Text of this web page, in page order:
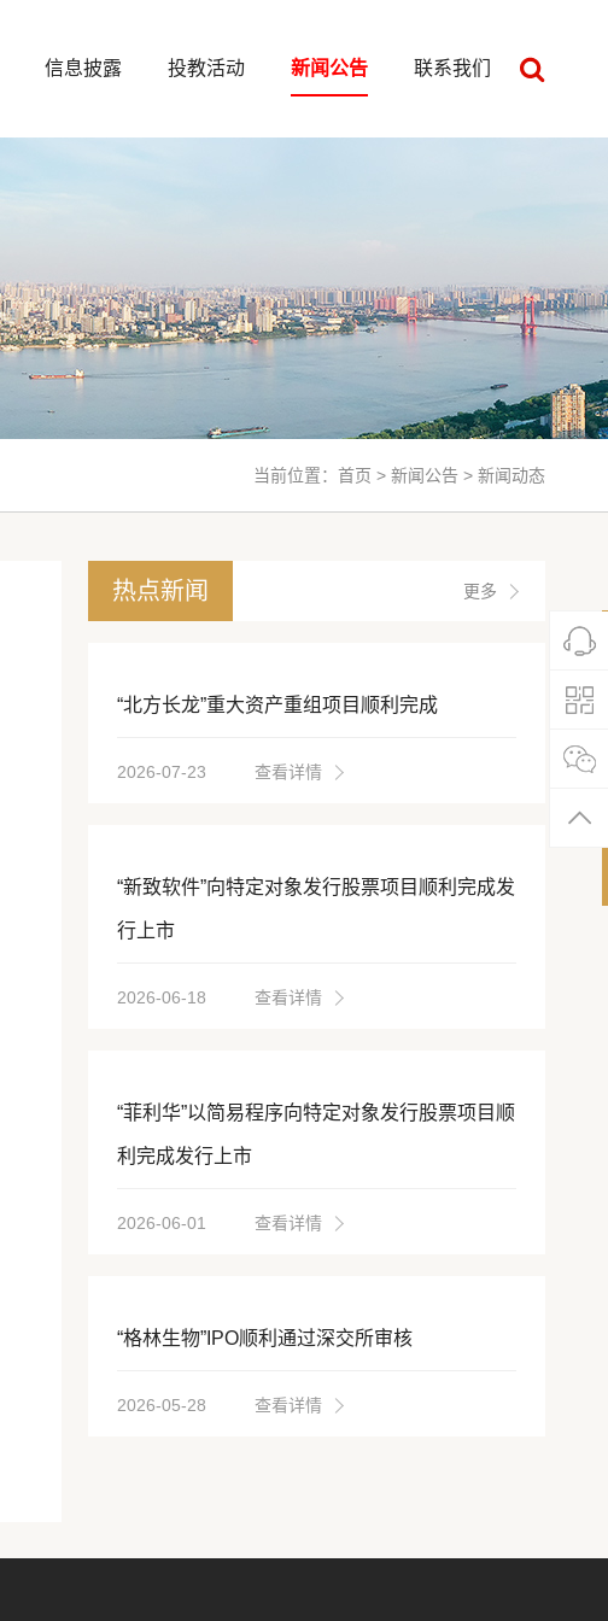
信息披露 投教活动 新闻公告 联系我们
当前位置： 首页 > 新闻公告 > 新闻动态
热点新闻 更多
“北方长龙”重大资产重组项目顺利完成
2026-07-23 查看详情
“新致软件”向特定对象发行股票项目顺利完成发
行上市
2026-06-18 查看详情
“菲利华”以简易程序向特定对象发行股票项目顺
利完成发行上市
2026-06-01 查看详情
“格林生物”IPO顺利通过深交所审核
2026-05-28 查看详情